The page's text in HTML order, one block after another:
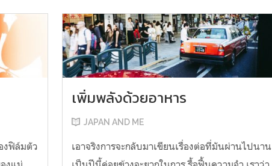
งฟิล์มตัว
เพิ่มพลังด้วยอาหาร
JAPAN AND ME
เอาจริงการจะกลับมาเขียนเรื่องต่อที่มันผ่านไปนาน